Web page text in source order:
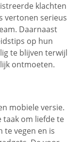
klachten
vertonen serieus
Daarnaast
op hun
te blijven terwijl
ontmoeten.
mobiele versie.
taak om liefde te
te vegen en is